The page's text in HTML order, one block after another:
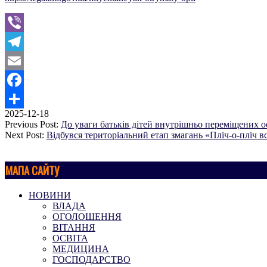
Viber
Telegram
Email
Facebook
Поділитися
2025-12-18
Previous Post: До уваги батьків дітей внутрішньо переміщених
Next Post: Відбувся територіальний етап змагань «Пліч-о-пліч
МАПА САЙТУ
НОВИНИ
ВЛАДА
ОГОЛОШЕННЯ
ВІТАННЯ
ОСВІТА
МЕДИЦИНА
ГОСПОДАРСТВО